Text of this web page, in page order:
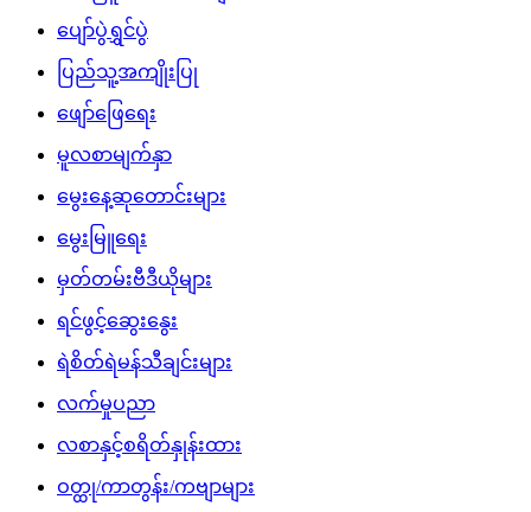
ပျော်ပွဲရွှင်ပွဲ
ပြည်သူ့အကျိုးပြု
ဖျော်ဖြေရေး
မူလစာမျက်နှာ
မွေးနေ့ဆုတောင်းများ
မွေးမြူရေး
မှတ်တမ်းဗီဒီယိုများ
ရင်ဖွင့်ဆွေးနွေး
ရဲစိတ်ရဲမန်သီချင်းများ
လက်မှုပညာ
လစာနှင့်စရိတ်နှုန်းထား
ဝတ္ထု/ကာတွန်း/ကဗျာများ